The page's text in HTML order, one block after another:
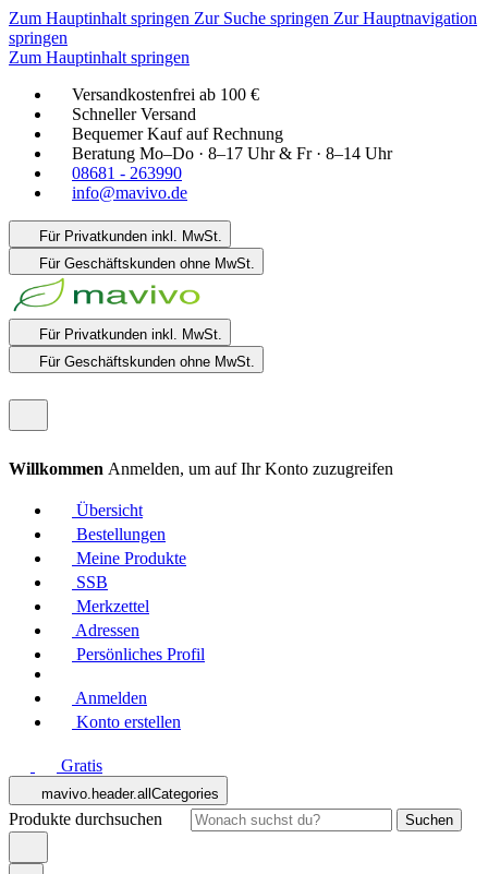
Zum Hauptinhalt springen Zur Suche springen Zur Hauptnavigation
springen
Zum Hauptinhalt springen
Versandkostenfrei ab 100 €
Schneller Versand
Bequemer Kauf auf Rechnung
Beratung Mo–Do · 8–17 Uhr & Fr · 8–14 Uhr
08681 - 263990
info@mavivo.de
Für Privatkunden inkl. MwSt.
Für Geschäftskunden ohne MwSt.
Für Privatkunden inkl. MwSt.
Für Geschäftskunden ohne MwSt.
Willkommen Anmelden, um auf Ihr Konto zuzugreifen
Übersicht
Bestellungen
Meine Produkte
SSB
Merkzettel
Adressen
Persönliches Profil
Anmelden
Konto erstellen
Gratis
mavivo.header.allCategories
Produkte durchsuchen Suchen